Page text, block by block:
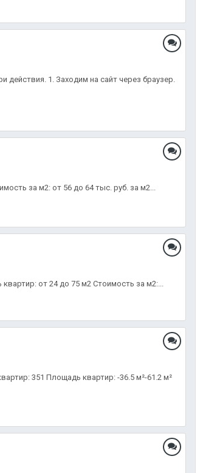
действия. 1. Заходим на сайт через браузер.
за м2: от 56 до 64 тыс. руб. за м2...
от 24 до 75 м2 Стоимость за м2:...
351 Площадь квартир: -36.5 м²-61.2 м²